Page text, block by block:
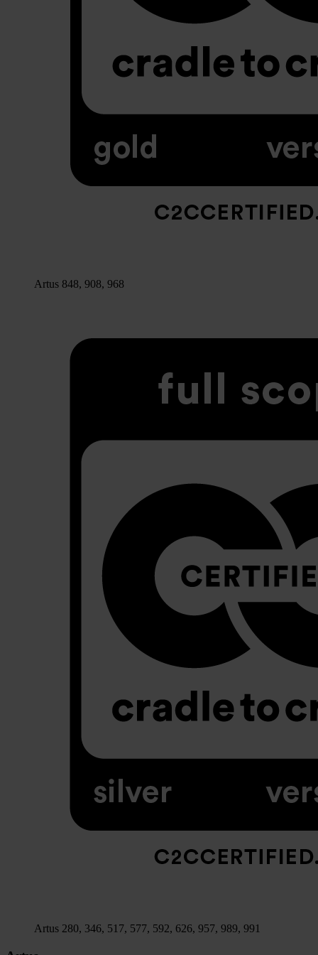
Artus 848, 908, 968
Artus 280, 346, 517, 577, 592, 626, 957, 989, 991